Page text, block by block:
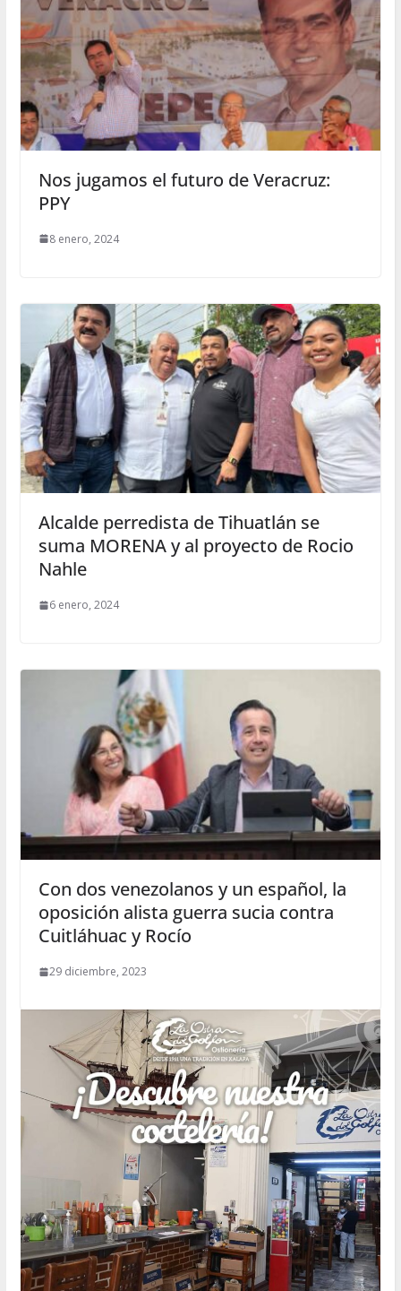
Nos jugamos el futuro de Veracruz:
PPY
8 enero, 2024
Alcalde perredista de Tihuatlán se
suma MORENA y al proyecto de Rocio
Nahle
6 enero, 2024
Con dos venezolanos y un español, la
oposición alista guerra sucia contra
Cuitláhuac y Rocío
29 diciembre, 2023